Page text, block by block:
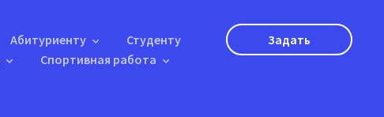
Абитуриенту
Студенту
Спортивная работа
Задать